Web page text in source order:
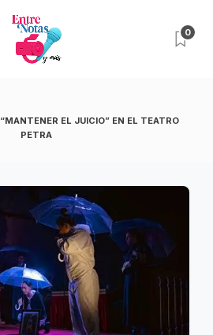
0
“MANTENER EL JUICIO” EN EL TEATRO
PETRA